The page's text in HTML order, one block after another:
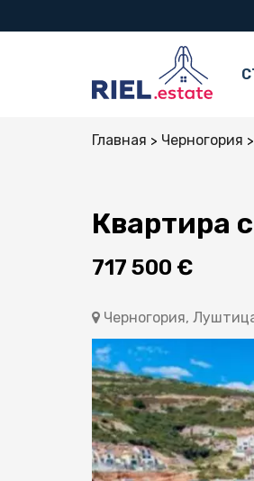
Главная Черногория
Квартира
717 500 €
Черногория,